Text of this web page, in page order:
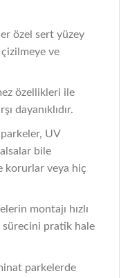
özel sert yüzey
çizilmeye ve
özellikleri ile
dayanıklıdır.
UV
bile
korurlar veya hiç
montajı hızlı
sürecini pratik hale
parkelerde